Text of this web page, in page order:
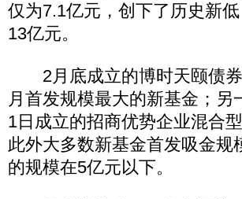
仅为7.1亿元，创下了历史新
13亿元。
2月底成立的博时天颐债券
月首发规模最大的新基金；
1日成立的招商优势企业混合
此外大多数新基金首发吸金
的规模在5亿元以下。